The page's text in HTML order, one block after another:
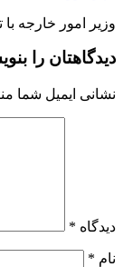
وزیر امور خارجه
دیدگاهتان را
نشانی ایمیل شما
دیدگاه *
نام *